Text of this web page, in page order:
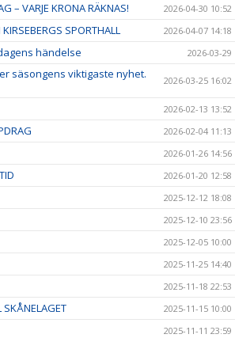
– VARJE KRONA RÄKNAS! 2026-04-30 10:52
SPORTHALL 2026-04-07 14:18
händelse 2026-03-29
säsongens viktigaste nyhet.
2026-03-25 16:02
2026-02-13 13:52
2026-02-04 11:13
2026-01-26 14:56
2026-01-20 12:58
2025-12-12 18:08
2025-12-10 23:56
2025-12-05 10:00
2025-11-25 14:40
2025-11-18 22:53
SKÅNELAGET 2025-11-15 10:00
2025-11-11 23:59